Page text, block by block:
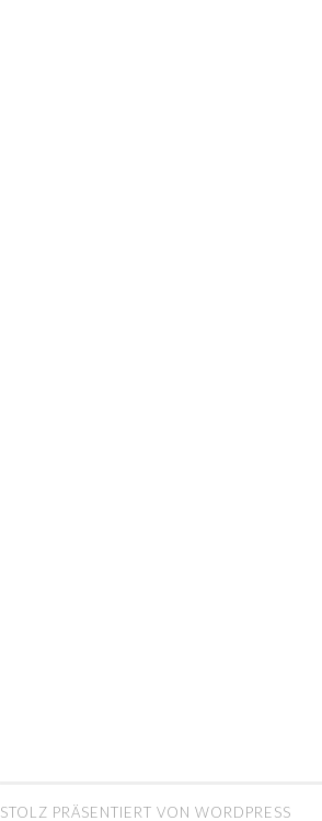
STOLZ PRÄSENTIERT VON WORDPRESS